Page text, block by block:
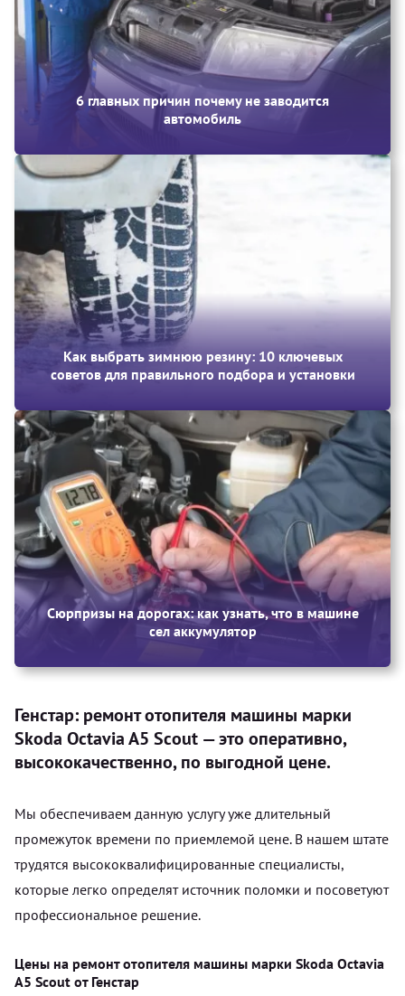
6 главных причин почему не заводится
автомобиль
Как выбрать зимнюю резину: 10 ключевых
советов для правильного подбора и установки
Сюрпризы на дорогах: как узнать, что в машине
сел аккумулятор
Генстар: ремонт отопителя машины марки
Skoda Octavia A5 Scout — это оперативно,
высококачественно, по выгодной цене.
Мы обеспечиваем данную услугу уже длительный
промежуток времени по приемлемой цене. В нашем штате
трудятся высококвалифицированные специалисты,
которые легко определят источник поломки и посоветуют
профессиональное решение.
Цены на ремонт отопителя машины марки Skoda Octavia
A5 Scout от Генстар